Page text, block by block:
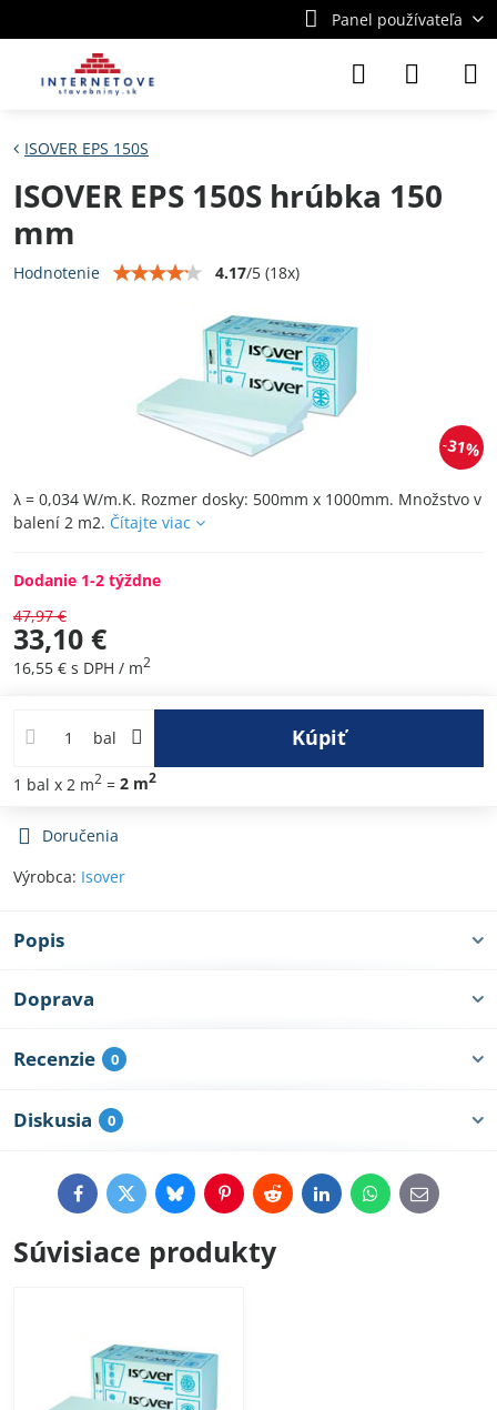
Panel používateľa
31%
ISOVER EPS 150S
ISOVER EPS 150S hrúbka 150
mm
Hodnotenie 4.17/5 (18x)
λ = 0,034 W/m.K. Rozmer dosky: 500mm x 1000mm. Množstvo v
balení 2 m2. Čítajte viac
Dodanie 1-2 týždne
47,97 €
33,10 €
16,55 € s DPH / m2
bal Kúpiť
1 bal x 2 m2 = 2 m2
Doručenia
Výrobca: Isover
Popis
Doprava
Recenzie 0
Diskusia 0
FacebookTwitterBlueskyPinterestRedditLinkedInWhatsApp
E-
mail
Súvisiace produkty